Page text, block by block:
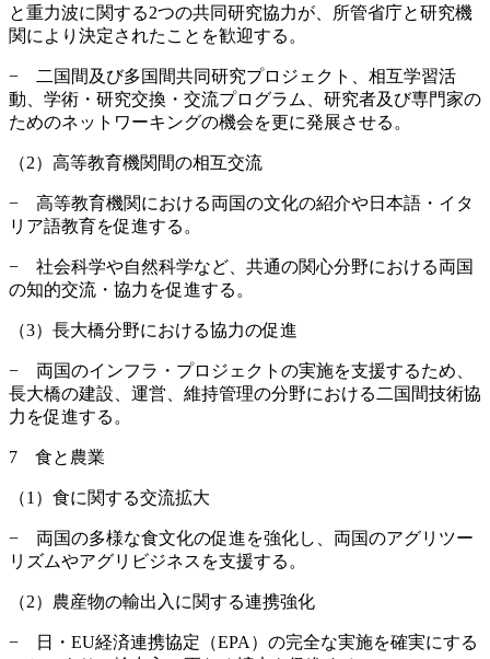
と重力波に関する2つの共同研究協力が、所管省庁と研究機
関により決定されたことを歓迎する。
− 二国間及び多国間共同研究プロジェクト、相互学習活
動、学術・研究交換・交流プログラム、研究者及び専門家の
ためのネットワーキングの機会を更に発展させる。
（2）高等教育機関間の相互交流
− 高等教育機関における両国の文化の紹介や日本語・イタ
リア語教育を促進する。
− 社会科学や自然科学など、共通の関心分野における両国
の知的交流・協力を促進する。
（3）長大橋分野における協力の促進
− 両国のインフラ・プロジェクトの実施を支援するため、
長大橋の建設、運営、維持管理の分野における二国間技術協
力を促進する。
7 食と農業
（1）食に関する交流拡大
− 両国の多様な食文化の促進を強化し、両国のアグリツー
リズムやアグリビジネスを支援する。
（2）農産物の輸出入に関する連携強化
− 日・EU経済連携協定（EPA）の完全な実施を確実にする